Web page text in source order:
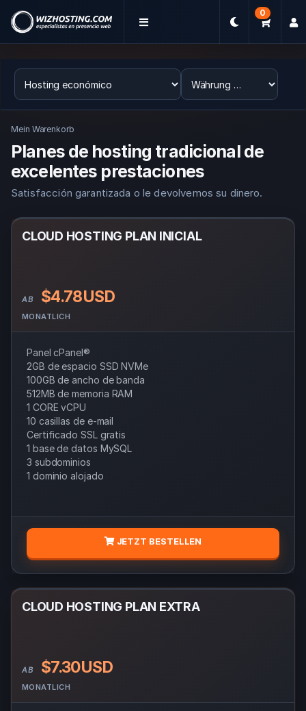
0
Mein Warenkorb
Planes de hosting tradicional de
excelentes prestaciones
Satisfacción garantizada o le devolvemos su dinero.
CLOUD HOSTING PLAN INICIAL
AB $4.78USD
MONATLICH
Panel cPanel®
2GB de espacio SSD NVMe
100GB de ancho de banda
512MB de memoria RAM
1 CORE vCPU
10 casillas de e-mail
Certificado SSL gratis
1 base de datos MySQL
3 subdominios
1 dominio alojado
JETZT BESTELLEN
CLOUD HOSTING PLAN EXTRA
AB $7.30USD
MONATLICH